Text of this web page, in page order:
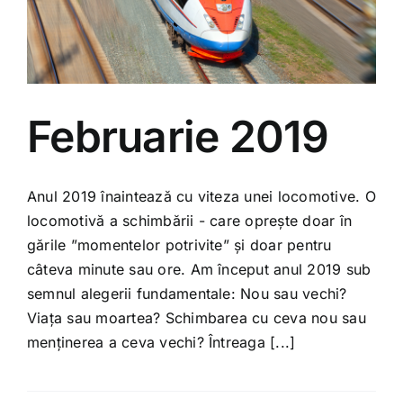
Februarie 2019
Anul 2019 înaintează cu viteza unei locomotive. O
locomotivă a schimbării - care oprește doar în
gările ”momentelor potrivite” și doar pentru
câteva minute sau ore. Am început anul 2019 sub
semnul alegerii fundamentale: Nou sau vechi?
Viața sau moartea? Schimbarea cu ceva nou sau
menținerea a ceva vechi? Întreaga [...]